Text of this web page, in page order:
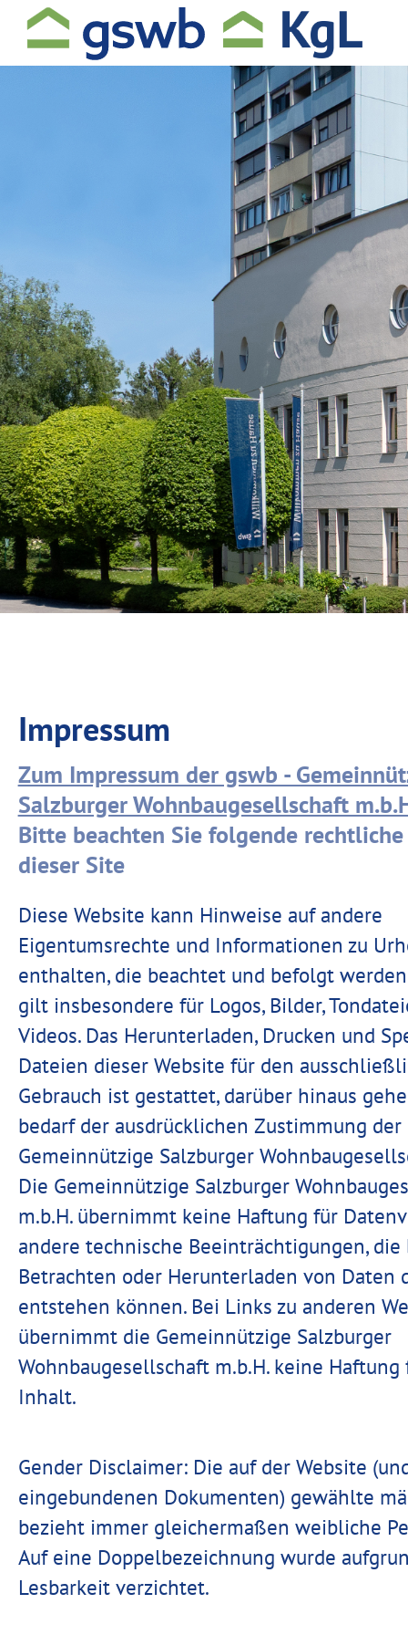
Impressum
Zum Impressum der gswb -
Salzburger Wohnbaugesellschaft
Bitte beachten Sie folgende
dieser Site
Diese Website kann Hinweise auf andere
Eigentumsrechte und Informationen zu
enthalten, die beachtet und befolgt
gilt insbesondere für Logos, Bilder,
Videos. Das Herunterladen, Drucken und
Dateien dieser Website für den
Gebrauch ist gestattet, darüber hinaus
bedarf der ausdrücklichen Zustimmung der
Gemeinnützige Salzburger
Die Gemeinnützige Salzburger
m.b.H. übernimmt keine Haftung für
andere technische Beeinträchtigungen, die
Betrachten oder Herunterladen von Daten
entstehen können. Bei Links zu anderen
übernimmt die Gemeinnützige Salzburger
Wohnbaugesellschaft m.b.H. keine
Inhalt.
Gender Disclaimer: Die auf der Website
eingebundenen Dokumenten) gewählte
bezieht immer gleichermaßen weibliche
Auf eine Doppelbezeichnung wurde
Lesbarkeit verzichtet.